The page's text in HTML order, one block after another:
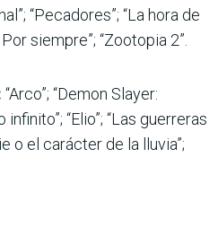
“Pecadores”; “La hora de
siempre”; “Zootopia 2”.
“Arco”; “Demon Slayer:
“Elio”; “Las guerreras
o el carácter de la lluvia”;